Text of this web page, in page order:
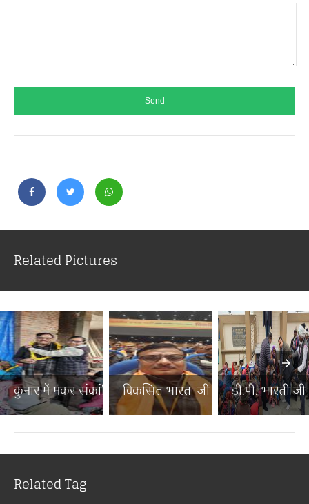
Related Pictures
कुनार में मकर संक्रांति पर...विकसित भारत–जी राम जी जनज...
डी.पी. भारती
Related Tag